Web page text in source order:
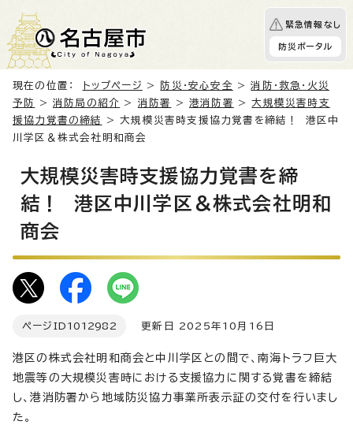
緊急情報なし
防災ポータル
現在の位置： トップページ > 防災・安心安全 >消防・救急・火災
予防
>消防局の紹介 > 消防署 >港消防署 >大規模災害時支
援協力覚書の締結
> 大規模災害時支援協力覚書を締結！ 港区中
川学区＆株式会社明和商会
大規模災害時支援協力覚書を締
結！ 港区中川学区＆株式会社明和
商会
ページID 1012982 更新日 2025年10月16日
港区の株式会社明和商会と中川学区との間で、南海トラフ巨大
地震等の大規模災害時における支援協力に関する覚書を締結
し、港消防署から地域防災協力事業所表示証の交付を行いまし
た。